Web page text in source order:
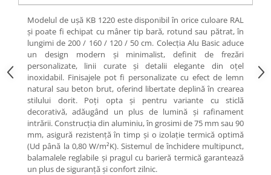
Modelul de ușă KB 1220 este disponibil în orice culoare RAL
și poate fi echipat cu mâner tip bară, rotund sau pătrat, în
lungimi de 200 / 160 / 120 / 50 cm. Colecția Alu Basic aduce
un design modern și minimalist, definit de frezări
personalizate, linii curate și detalii elegante din oțel
inoxidabil. Finisajele pot fi personalizate cu efect de lemn
natural sau beton brut, oferind libertate deplină în crearea
stilului dorit. Poți opta și pentru variante cu sticlă
decorativă, adăugând un plus de lumină și rafinament
intrării. Construcția din aluminiu, în grosimi de 75 mm sau 90
mm, asigură rezistență în timp și o izolație termică optimă
(Ud până la 0,80 W/m²K). Sistemul de închidere multipunct,
balamalele reglabile și pragul cu barieră termică garantează
un plus de siguranță și confort zilnic.